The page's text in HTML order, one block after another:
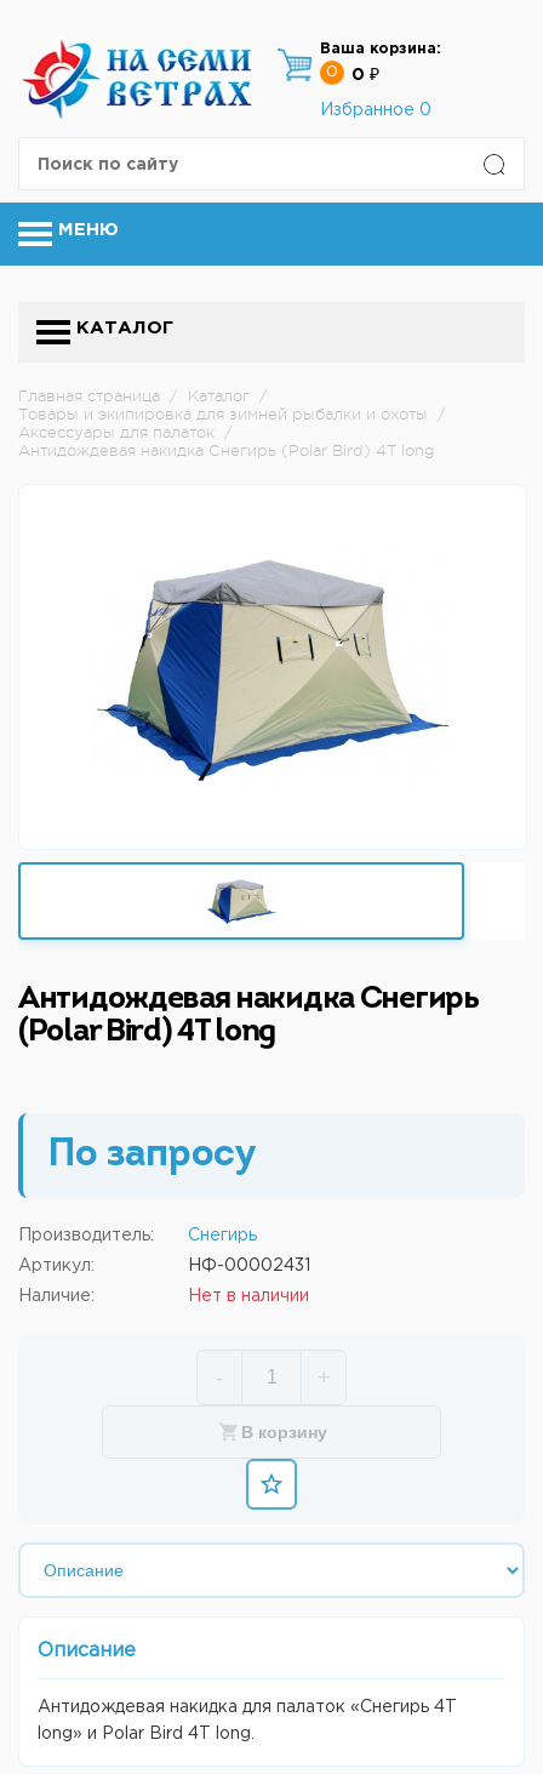
Ваша корзина:
0
0 ₽
Избранное 0
МЕНЮ
КАТАЛОГ
Главная страница / Каталог /
Товары и экипировка для зимней рыбалки и охоты
/
Аксессуары для палаток /
Антидождевая накидка Снегирь (Polar Bird) 4T long
Антидождевая накидка Снегирь
(Polar Bird) 4T long
По запросу
Производитель: Снегирь
Артикул: НФ-00002431
Наличие: Нет в наличии
- +
В корзину
Описание
Антидождевая накидка для палаток «Снегирь 4Т
long» и Polar Bird 4Т long.